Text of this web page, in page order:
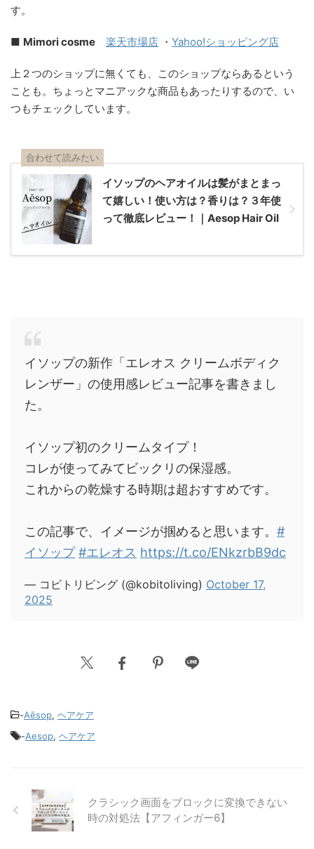
す。
■ Mimori cosme 楽天市場店 ・ Yahoo!ショッピング店
上２つのショップに無くても、このショップならあるという
ことも。ちょっとマニアックな商品もあったりするので、い
つもチェックしています。
イソップのヘアオイルは髪がまとまっ
て嬉しい！使い方は？香りは？３年使
って徹底レビュー！｜Aesop Hair Oil
合わせて読みたい
イソップの新作「エレオス クリームボディク
レンザー」の使用感レビュー記事を書きまし
た。
イソップ初のクリームタイプ！
コレが使ってみてビックリの保湿感。
これからの乾燥する時期は超おすすめです。
この記事で、イメージが掴めると思います。 #
イソップ #エレオス https://t.co/ENkzrbB9dc
— コビトリビング (@kobitoliving) October 17,
2025
-Aēsop, ヘアケア
-Aesop, ヘアケア
クラシック画面をブロックに変換できない
時の対処法【アフィンガー6】